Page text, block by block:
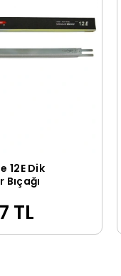
Ekle
12E Dik
TL